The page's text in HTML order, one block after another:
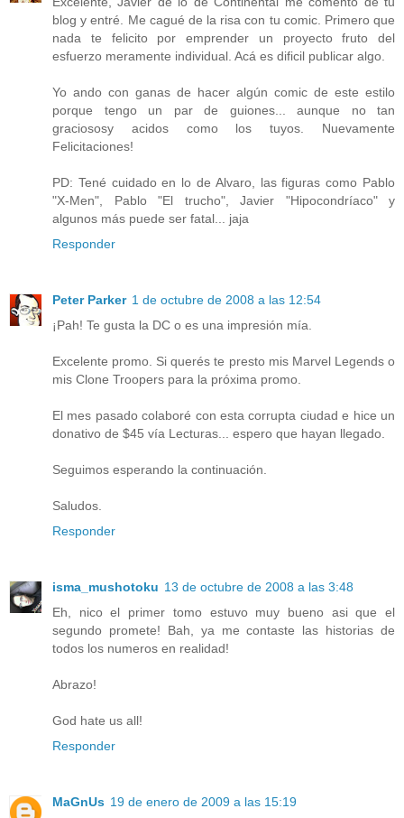
blog y entré. Me cagué de la risa con tu comic. Primero que
nada te felicito por emprender un proyecto fruto del
esfuerzo meramente individual. Acá es dificil publicar algo.
Yo ando con ganas de hacer algún comic de este estilo
porque tengo un par de guiones... aunque no tan
graciososy acidos como los tuyos. Nuevamente
Felicitaciones!
PD: Tené cuidado en lo de Alvaro, las figuras como Pablo
"X-Men", Pablo "El trucho", Javier "Hipocondríaco" y
algunos más puede ser fatal... jaja
Responder
Peter Parker 1 de octubre de 2008 a las 12:54
¡Pah! Te gusta la DC o es una impresión mía.
Excelente promo. Si querés te presto mis Marvel Legends o
mis Clone Troopers para la próxima promo.
El mes pasado colaboré con esta corrupta ciudad e hice un
donativo de $45 vía Lecturas... espero que hayan llegado.
Seguimos esperando la continuación.
Saludos.
Responder
isma_mushotoku 13 de octubre de 2008 a las 3:48
Eh, nico el primer tomo estuvo muy bueno asi que el
segundo promete! Bah, ya me contaste las historias de
todos los numeros en realidad!
Abrazo!
God hate us all!
Responder
MaGnUs 19 de enero de 2009 a las 15:19